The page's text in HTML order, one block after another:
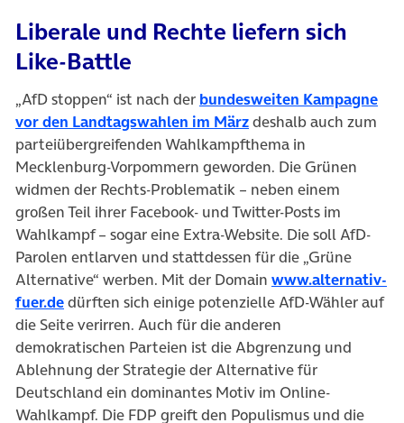
Liberale und Rechte liefern sich
Like-Battle
„AfD stoppen“ ist nach der bundesweiten Kampagne
vor den Landtagswahlen im Märzdeshalb auch zum
parteiübergreifenden Wahlkampfthema in
Mecklenburg-Vorpommern geworden. Die Grünen
widmen der Rechts-Problematik – neben einem
großen Teil ihrer Facebook- und Twitter-Posts im
Wahlkampf – sogar eine Extra-Website. Die soll AfD-
Parolen entlarven und stattdessen für die „Grüne
Alternative“ werben. Mit der Domain www.alternativ-
fuer.dedürften sich einige potenzielle AfD-Wähler auf
die Seite verirren. Auch für die anderen
demokratischen Parteien ist die Abgrenzung und
Ablehnung der Strategie der Alternative für
Deutschland ein dominantes Motiv im Online-
Wahlkampf. Die FDP greift den Populismus und die